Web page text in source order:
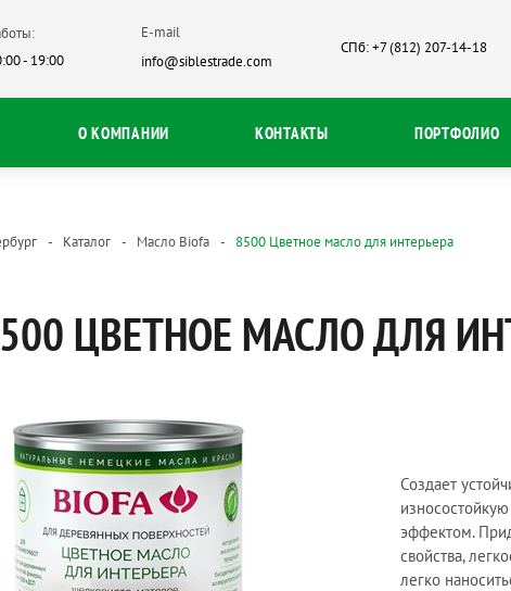
О КОМПАНИИ КОНТАКТЫ ПОРТФОЛИО
- 19:00
E-mail
info@siblestrade.com
СПб: +7 (812) 207-14-18
Каталог Масло Biofa 8500 Цветное масло для интерьера
ЦВЕТНОЕ МАСЛО ДЛЯ
Создает
эффектом.
свойства,
легко